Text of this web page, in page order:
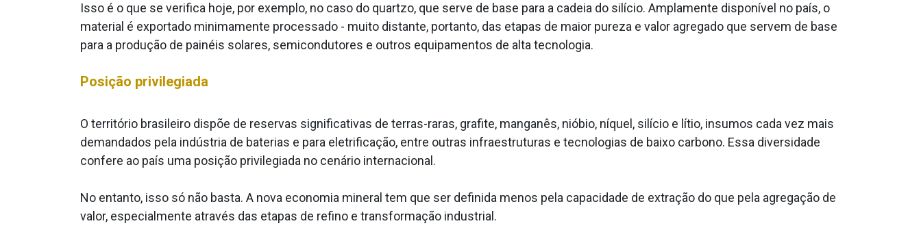
Isso é o que se verifica hoje, por exemplo, no caso do quartzo, que serve de base para a cadeia do silício. Amplamente disponível no país, o
material é exportado minimamente processado - muito distante, portanto, das etapas de maior pureza e valor agregado que servem de base
para a produção de painéis solares, semicondutores e outros equipamentos de alta tecnologia.
Posição privilegiada
O território brasileiro dispõe de reservas significativas de terras-raras, grafite, manganês, nióbio, níquel, silício e lítio, insumos cada vez mais
demandados pela indústria de baterias e para eletrificação, entre outras infraestruturas e tecnologias de baixo carbono. Essa diversidade
confere ao país uma posição privilegiada no cenário internacional.
No entanto, isso só não basta. A nova economia mineral tem que ser definida menos pela capacidade de extração do que pela agregação de
valor, especialmente através das etapas de refino e transformação industrial.